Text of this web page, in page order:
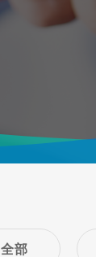
全部